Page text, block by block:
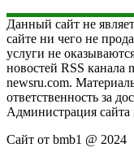
Данный сайт не
сайте ни чего не
услуги не
новостей RSS канала
newsru.com.
ответственность за
Администрация сайта
Сайт от bmb1 @ 2024